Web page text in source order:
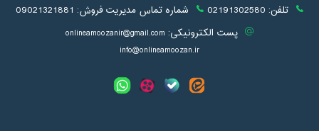
تلفن: 02191302580 شماره تماس مدیریت فروش: 09021321881
پست الکترونیکی: onlineamoozanir@gmail.com
info@onlineamoozan.ir